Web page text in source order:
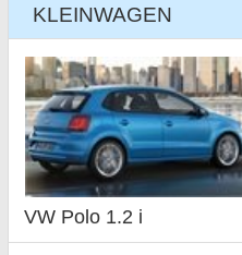
KLEINWAGEN
VW Polo 1.2 i